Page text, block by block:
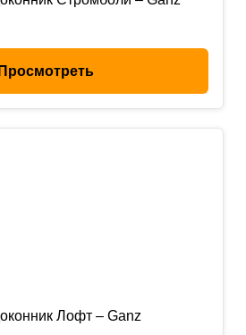
Просмотреть
Лофт – Ganz